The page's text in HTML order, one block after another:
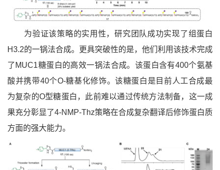
为验证该策略的实用性，研究团队成功实现了组蛋白
H3.2的一锅法合成。更具突破性的是，他们利用该技术完成
了 MUC1糖蛋白的高效一锅法合成。该蛋白含有400个氨基
酸并携带40个O-糖基化修饰。该糖蛋白是目前人工合成最
为复杂的O型糖蛋白，此前难以通过传统方法制备，这一成
果充分彰显了4-NMP-Thz策略在合成复杂翻译后修饰蛋白质
方面的强大能力。